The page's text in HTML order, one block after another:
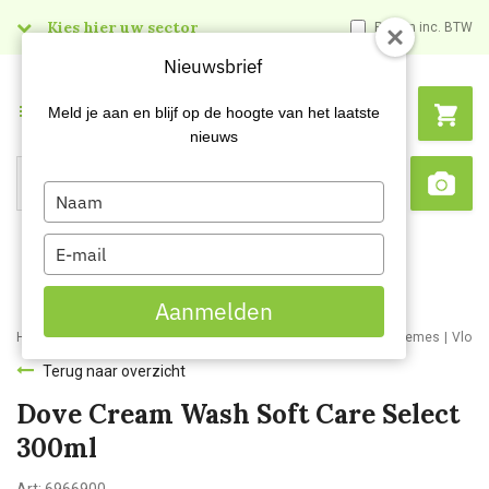
Kies hier uw sector Prijzen inc. BTW
Search
Menu
Home Webshop Schoonmaakartikelen Handzepen en huidcremes
Terug naar overzicht
Dove Cream Wash Soft Care Select
300ml
Nieuwsbrief
Meld je aan en blijf op de hoogte van het laatste
nieuws
Type
your
name
Type
your
email
Aanmelden